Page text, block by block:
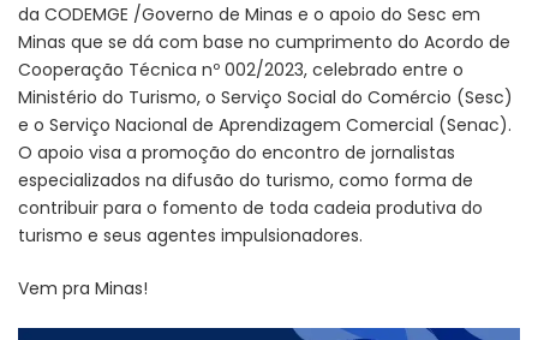
da CODEMGE /Governo de Minas e o apoio do Sesc em
Minas que se dá com base no cumprimento do Acordo de
Cooperação Técnica nº 002/2023, celebrado entre o
Ministério do Turismo, o Serviço Social do Comércio (Sesc)
e o Serviço Nacional de Aprendizagem Comercial (Senac).
O apoio visa a promoção do encontro de jornalistas
especializados na difusão do turismo, como forma de
contribuir para o fomento de toda cadeia produtiva do
turismo e seus agentes impulsionadores.
Vem pra Minas!